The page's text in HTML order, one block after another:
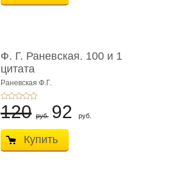
Ф. Г. Раневская. 100 и 1
цитата
Раневская Ф.Г.
120 руб. 92 руб.
Купить